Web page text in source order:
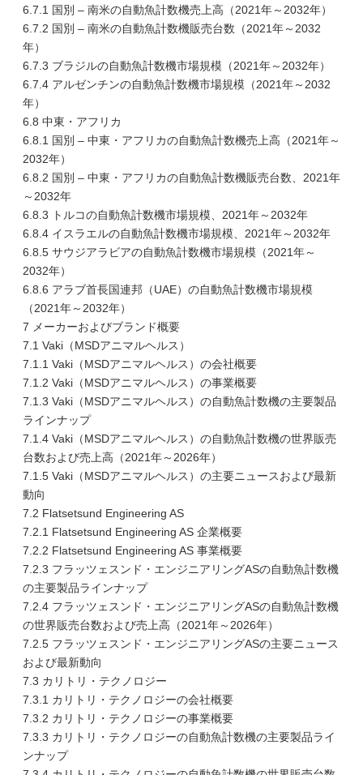
6.7.1 国別 – 南米の自動魚計数機売上高（2021年～2032年）
6.7.2 国別 – 南米の自動魚計数機販売台数（2021年～2032
年）
6.7.3 ブラジルの自動魚計数機市場規模（2021年～2032年）
6.7.4 アルゼンチンの自動魚計数機市場規模（2021年～2032
年）
6.8 中東・アフリカ
6.8.1 国別 – 中東・アフリカの自動魚計数機売上高（2021年～
2032年）
6.8.2 国別 – 中東・アフリカの自動魚計数機販売台数、2021年
～2032年
6.8.3 トルコの自動魚計数機市場規模、2021年～2032年
6.8.4 イスラエルの自動魚計数機市場規模、2021年～2032年
6.8.5 サウジアラビアの自動魚計数機市場規模（2021年～
2032年）
6.8.6 アラブ首長国連邦（UAE）の自動魚計数機市場規模
（2021年～2032年）
7 メーカーおよびブランド概要
7.1 Vaki（MSDアニマルヘルス）
7.1.1 Vaki（MSDアニマルヘルス）の会社概要
7.1.2 Vaki（MSDアニマルヘルス）の事業概要
7.1.3 Vaki（MSDアニマルヘルス）の自動魚計数機の主要製品
ラインナップ
7.1.4 Vaki（MSDアニマルヘルス）の自動魚計数機の世界販売
台数および売上高（2021年～2026年）
7.1.5 Vaki（MSDアニマルヘルス）の主要ニュースおよび最新
動向
7.2 Flatsetsund Engineering AS
7.2.1 Flatsetsund Engineering AS 企業概要
7.2.2 Flatsetsund Engineering AS 事業概要
7.2.3 フラッツェスンド・エンジニアリングASの自動魚計数機
の主要製品ラインナップ
7.2.4 フラッツェスンド・エンジニアリングASの自動魚計数機
の世界販売台数および売上高（2021年～2026年）
7.2.5 フラッツェスンド・エンジニアリングASの主要ニュース
および最新動向
7.3 カリトリ・テクノロジー
7.3.1 カリトリ・テクノロジーの会社概要
7.3.2 カリトリ・テクノロジーの事業概要
7.3.3 カリトリ・テクノロジーの自動魚計数機の主要製品ライ
ンナップ